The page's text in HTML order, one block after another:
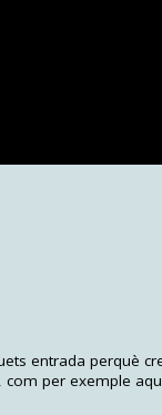
entrada perquè
per exemple